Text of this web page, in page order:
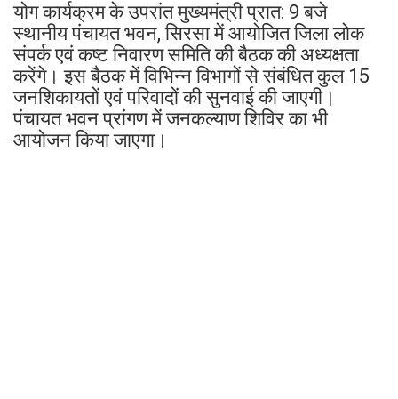
योग कार्यक्रम के उपरांत मुख्यमंत्री प्रात: 9 बजे
स्थानीय पंचायत भवन, सिरसा में आयोजित जिला लोक
संपर्क एवं कष्ट निवारण समिति की बैठक की अध्यक्षता
करेंगे। इस बैठक में विभिन्न विभागों से संबंधित कुल 15
जनशिकायतों एवं परिवादों की सुनवाई की जाएगी।
पंचायत भवन प्रांगण में जनकल्याण शिविर का भी
आयोजन किया जाएगा।